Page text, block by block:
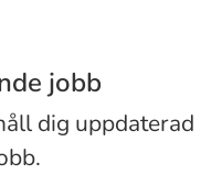
jobb
dig uppdaterad